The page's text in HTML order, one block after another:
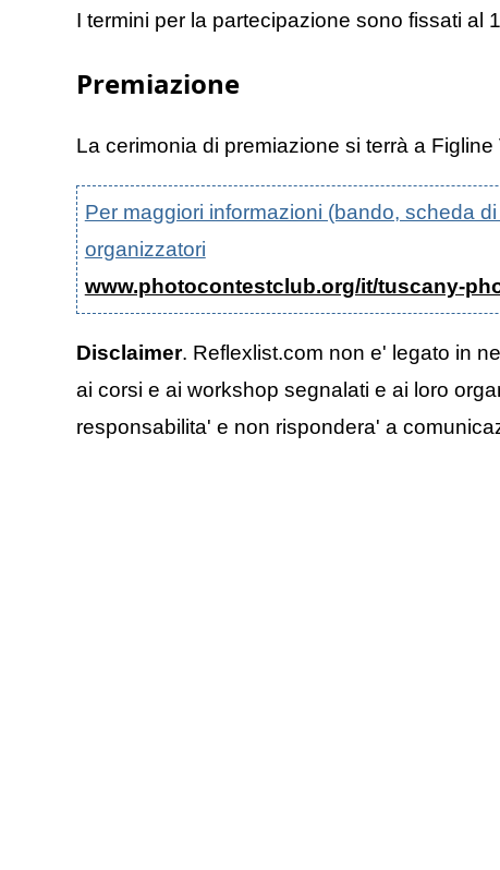
I termini per la partecipazione sono fissati al
Premiazione
La cerimonia di premiazione si terrà a
Per maggiori informazioni (bando, scheda
organizzatori
www.photocontestclub.org/it/tuscany-
Disclaimer. Reflexlist.com non e' legato in
ai corsi e ai workshop segnalati e ai loro
responsabilita' e non rispondera' a